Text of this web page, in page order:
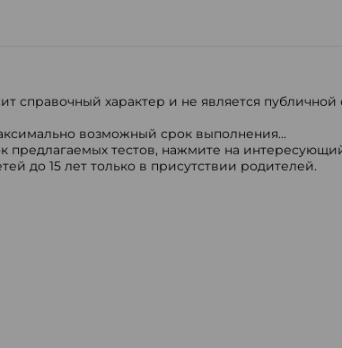
справочный характер и не является публичной
возможный срок выполнения...
предлагаемых тестов, нажмите на
до 15 лет только в присутствии родителей.